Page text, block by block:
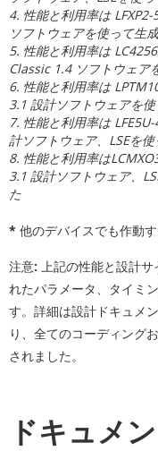
4. 性能と利用率は
ソフトウェアを使って生
5. 性能と利用率は
Classic 1.4 ソフトウェア
6. 性能と利用率は
3.1 設計ソフトウェアを
7. 性能と利用率は
計ソフトウェア、LSEを
8. 性能と利用率は
3.1 設計ソフトウェア、
た
* 他のデバイスでも作動
注意: 上記の性能と設計
れたパラメータ、タイミ
す。詳細は設計ドキュメ
り、全てのコーディング
されました。
ドキュメ